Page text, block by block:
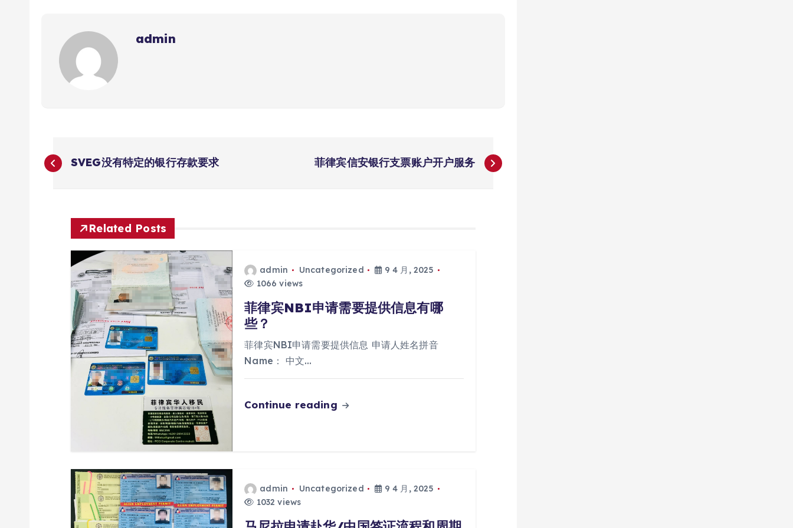
admin
文
SVEG没有特定的银行存款要求 菲律宾信安银行支票账户开户服务
Related Posts
admin Uncategorized
9 4 月, 2025
1066 views
菲律宾NBI申请需要提供信息有哪
些？
菲律宾NBI申请需要提供信息 申请人姓名拼音
Name： 中文…
Continue reading
admin Uncategorized
9 4 月, 2025
1032 views